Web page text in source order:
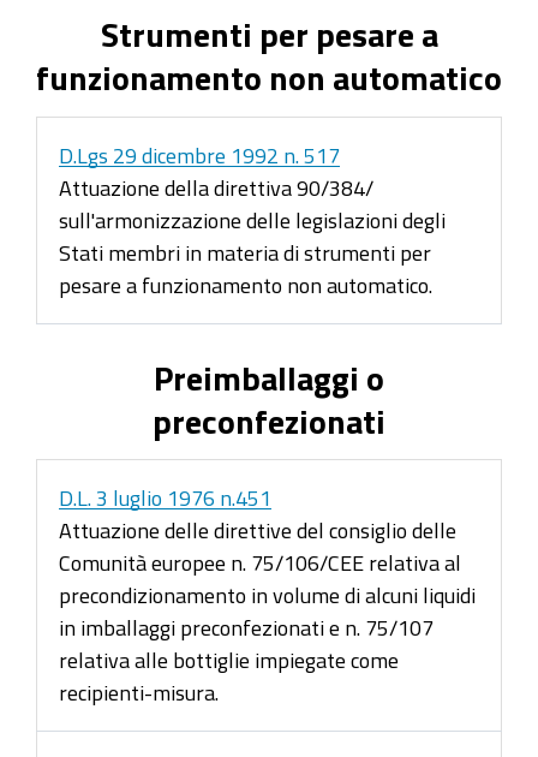
Strumenti per pesare a
funzionamento non automatico
D.Lgs 29 dicembre 1992 n. 517
Attuazione della direttiva 90/384/
sull'armonizzazione delle legislazioni degli
Stati membri in materia di strumenti per
pesare a funzionamento non automatico.
Preimballaggi o
preconfezionati
D.L. 3 luglio 1976 n.451
Attuazione delle direttive del consiglio delle
Comunità europee n. 75/106/CEE relativa al
precondizionamento in volume di alcuni liquidi
in imballaggi preconfezionati e n. 75/107
relativa alle bottiglie impiegate come
recipienti-misura.